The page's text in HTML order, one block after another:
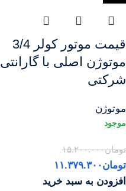
قیمت موتور کولر 3/4
موتوژن اصلی با گارانتی
شرکتی
موتوژن
تومان۱۵.۲۰۰.۰۰۰
تومان۱۱.۳۷۹.۳۰۰
افزودن به سبد خرید